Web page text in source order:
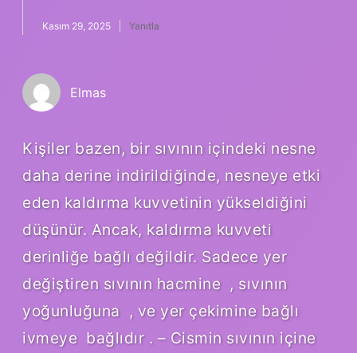
Kasım 29, 2025 Yanıtla
Elmas
Kişiler bazen, bir sıvının içindeki nesne
daha derine indirildiğinde, nesneye etki
eden kaldırma kuvvetinin yükseldiğini
düşünür. Ancak, kaldırma kuvveti
derinliğe bağlı değildir. Sadece yer
değiştiren sıvının hacmine ‍ , sıvının
yoğunluğuna ‍ , ve yer çekimine bağlı
ivmeye ‍ bağlıdır . – Cismin sıvının içine